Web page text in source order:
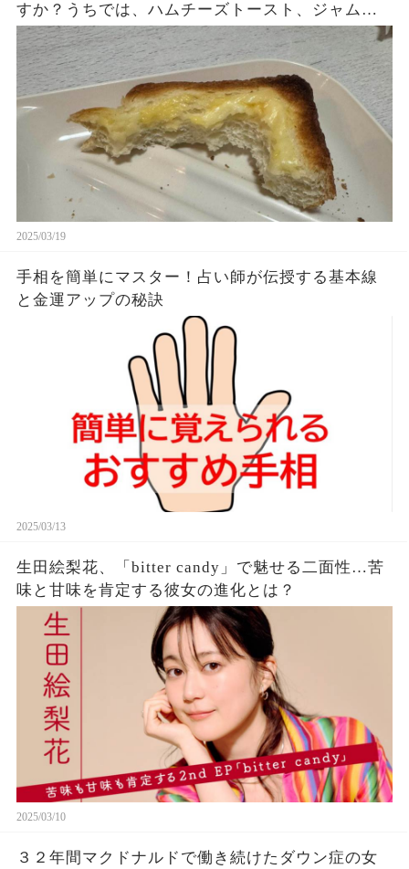
すか？うちでは、ハムチーズトースト、ジャムト
ースト、ピーナッツバタートーストをよく作りま
す。やっぱこんなんダメよね…
2025/03/19
手相を簡単にマスター！占い師が伝授する基本線
と金運アップの秘訣
2025/03/13
生田絵梨花、「bitter candy」で魅せる二面性…苦
味と甘味を肯定する彼女の進化とは？
2025/03/10
３２年間マクドナルドで働き続けたダウン症の女